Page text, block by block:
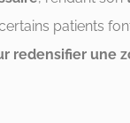
patients
redensifier une